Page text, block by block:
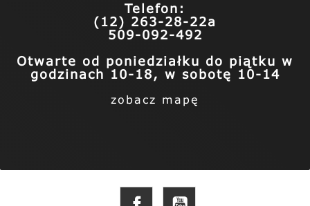
Telefon:
(12) 263-28-22a
509-092-492
Otwarte od poniedziałku do piątku w
godzinach 10-18, w sobotę 10-14
zobacz mapę
Facebook